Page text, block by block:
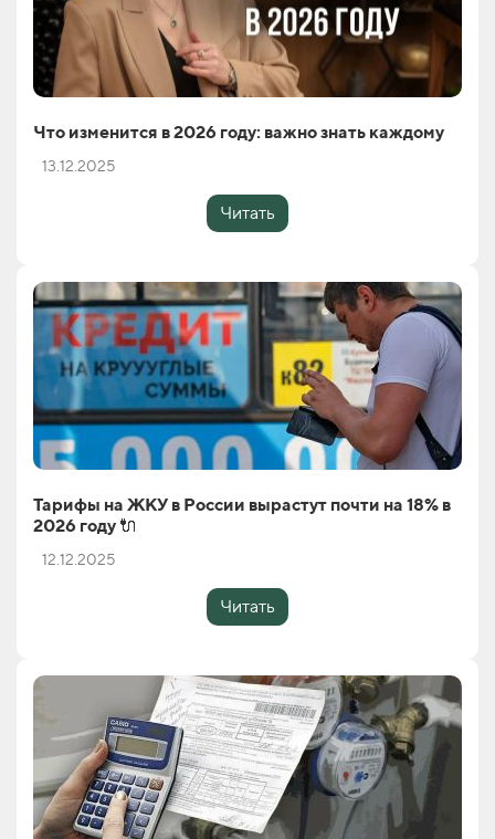
Что изменится в 2026 году: важно знать каждому
13.12.2025
Читать
Тарифы на ЖКУ в России вырастут почти на 18% в
2026 году 🔌
12.12.2025
Читать